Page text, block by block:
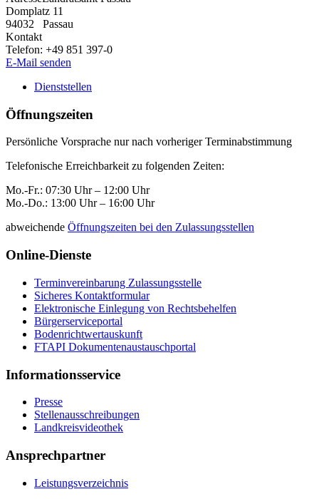
Domplatz 11
94032
Passau
Kontakt
Telefon: +49 851 397-0
E-Mail senden
Dienststellen
Öffnungszeiten
Persönliche Vorsprache nur nach vorheriger Terminabstimmung
Telefonische Erreichbarkeit zu folgenden Zeiten:
Mo.-Fr.: 07:30 Uhr – 12:00 Uhr
Mo.-Do.: 13:00 Uhr – 16:00 Uhr
abweichende Öffnungszeiten bei den Zulassungsstellen
Online-Dienste
Terminvereinbarung Zulassungsstelle
Sicheres Kontaktformular
Elektronische Einlegung von Rechtsbehelfen
Bürgerserviceportal
Bodenrichtwertauskunft
FTAPI Dokumentenaustauschportal
Informationsservice
Presse
Stellenausschreibungen
Landkreisvideothek
Ansprechpartner
Leistungsverzeichnis